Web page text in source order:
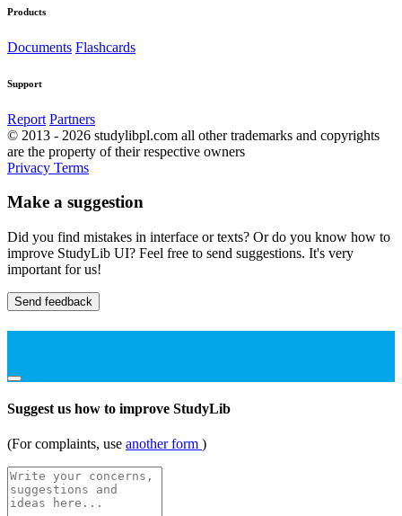
Products
Documents Flashcards
Support
Report Partners
© 2013 - 2026 studylibpl.com all other trademarks and copyrights
are the property of their respective owners
Privacy Terms
Make a suggestion
Did you find mistakes in interface or texts? Or do you know how to
improve StudyLib UI? Feel free to send suggestions. It's very
important for us!
Send feedback
Suggest us how to improve StudyLib
(For complaints, use another form )